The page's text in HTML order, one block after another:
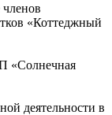
членов
«Коттеджный
«Солнечная
деятельности в